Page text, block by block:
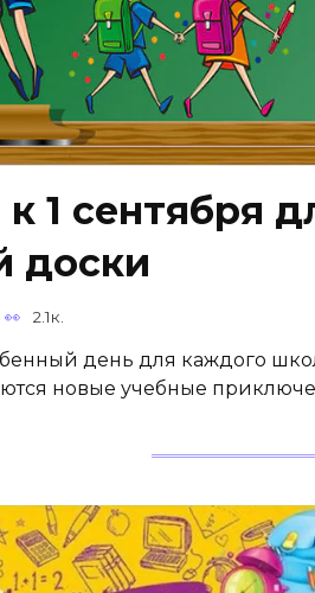
1 сентября
доски
2.1к.
день для каждого
новые учебные